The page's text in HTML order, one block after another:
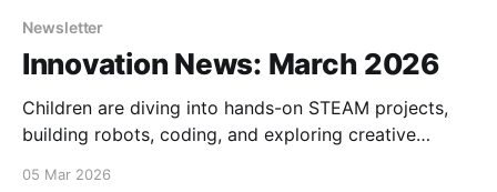
Newsletter
Innovation News: March 2026
Children are diving into hands-on STEAM projects,
building robots, coding, and exploring creative
05 Mar 2026